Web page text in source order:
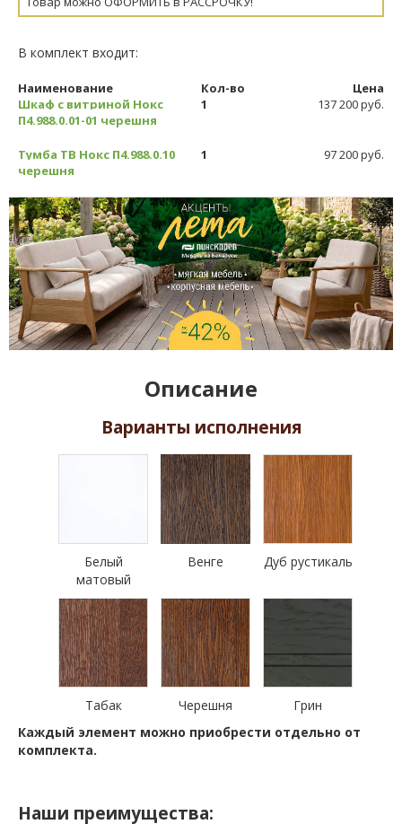
В комплект входит:
Наименование Кол-во
Цена
Шкаф с витриной Нокс
П4.988.0.01-01 черешня
1 137 200 руб.
Тумба ТВ Нокс П4.988.0.10
черешня
1 97 200 руб.
Описание
Варианты исполнения
Белый
матовый
Венге Дуб рустикаль
Табак Черешня
Грин
Каждый элемент можно приобрести отдельно от
комплекта.
Наши преимущества: